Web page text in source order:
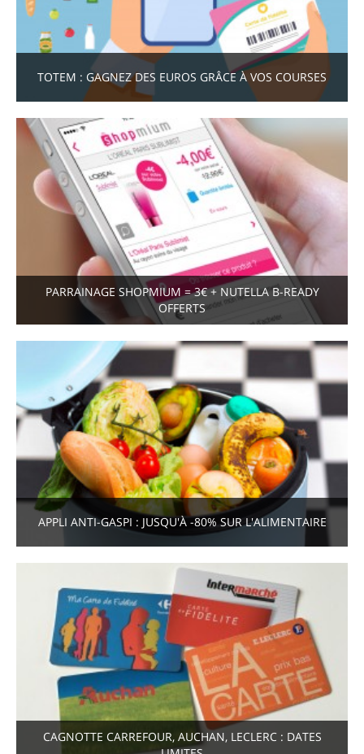
TOTEM : GAGNEZ DES EUROS GRÂCE À VOS COURSES
PARRAINAGE SHOPMIUM = 3€ + NUTELLA B-READY
OFFERTS
APPLI ANTI-GASPI : JUSQU'À -80% SUR L'ALIMENTAIRE
CAGNOTTE CARREFOUR, AUCHAN, LECLERC : DATES